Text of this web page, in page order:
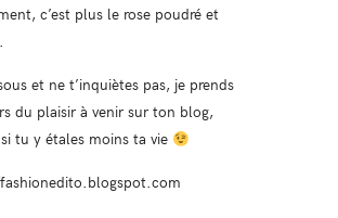
c’est plus le rose poudré et
et ne t’inquiètes pas, je prends
du plaisir à venir sur ton blog,
tu y étales moins ta vie